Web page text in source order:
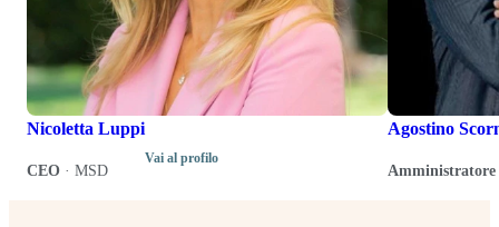
Nicoletta Luppi
CEO · MSD
Vai al profilo
Agostino
Amministratore